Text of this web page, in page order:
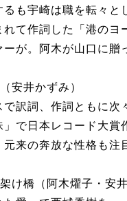
るも宇崎は職を転々
れて作詞した「港のヨ
が。阿木が山口に贈
安井かずみ）
で訳詞、作詞ともに次
」で日本レコード大賞
来の奔放な性格も注
け橋（阿木燿子・安井